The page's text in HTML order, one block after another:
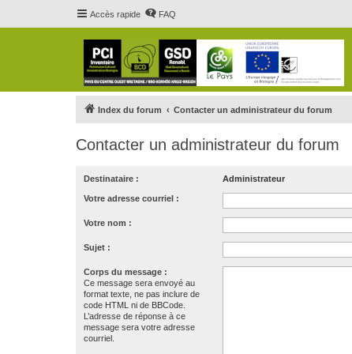
Accès rapide FAQ
Index du forum Contacter un administrateur du forum
Contacter un administrateur du forum
Destinataire : Administrateur
Votre adresse courriel :
Votre nom :
Sujet :
Corps du message :
Ce message sera envoyé au
format texte, ne pas inclure de
code HTML ni de BBCode.
L’adresse de réponse à ce
message sera votre adresse
courriel.